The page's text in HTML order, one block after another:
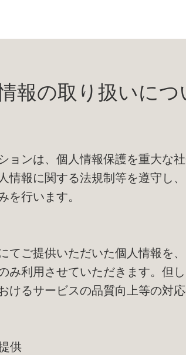
報の取り扱いにつ
ョンは、個人情報保護を重大な
情報に関する法規制等を遵守し
を行います。
てご提供いただいた個人情報を
み利用させていただきます。但
けるサービスの品質向上等の対
供